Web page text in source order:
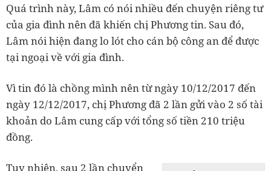
Quá trình này, Lâm có nói nhiều đến chuyện riêng tư
của gia đình nên đã khiến chị Phương tin. Sau đó,
Lâm nói hiện đang lo lót cho cán bộ công an để được
tại ngoại về với gia đình.
Vì tin đó là chồng mình nên từ ngày 10/12/2017 đến
ngày 12/12/2017, chị Phương đã 2 lần gửi vào 2 số tài
khoản do Lâm cung cấp với tổng số tiền 210 triệu
đồng.
Tuy nhiên, sau 2 lần chuyển